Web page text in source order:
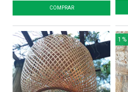
1 %